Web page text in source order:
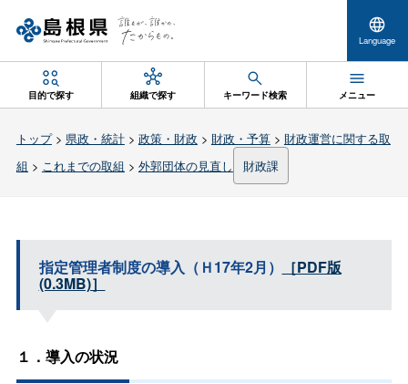
Language
目的で探す 組織で探す キーワード検索 メニュー
トップ> 県政・統計> 政策・財政 > 財政・予算> 財政運営に関する取
組 > これまでの取組 > 外郭団体の見直し 財政課
指定管理者制度の導入（Ｈ17年2月） ［PDF版
(0.3MB)］
１．導入の状況